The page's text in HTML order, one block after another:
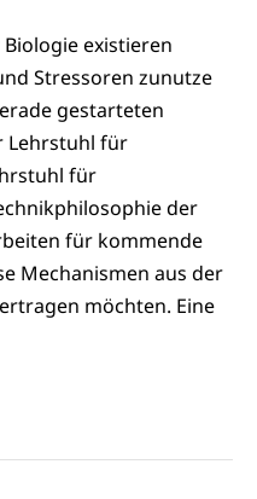
existieren
Stressoren zunutze
gestarteten
Lehrstuhl für
für
der
für kommende
Mechanismen aus der
möchten. Eine